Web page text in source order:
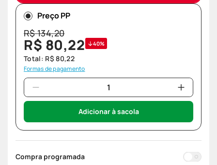
Preço PP
R$134,20
R$ 80,22 40%
Total: R$ 80,22
Formas de pagamento
Adicionar à sacola
Compra programada